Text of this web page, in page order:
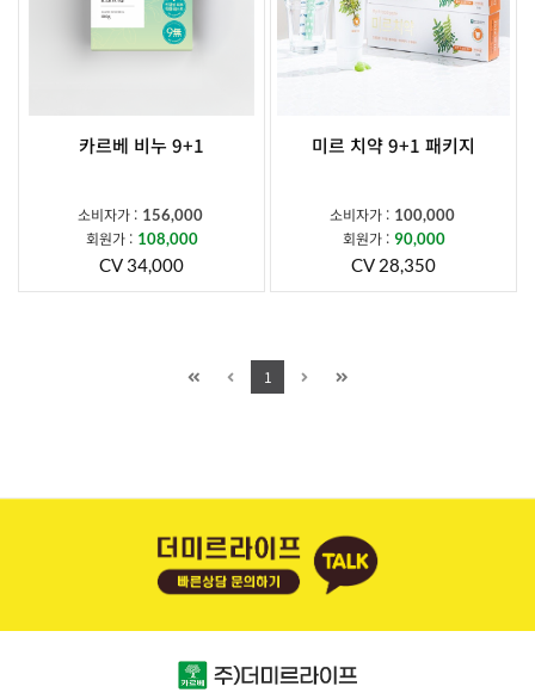
카르베 비누 9+1
소비자가 : 156,000
회원가 : 108,000
CV 34,000
미르 치약 9+1 패키지
소비자가 : 100,000
회원가 : 90,000
CV 28,350
1